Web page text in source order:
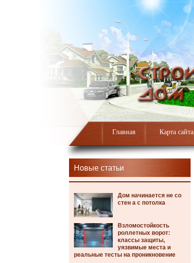
Главная Карта сайта
Новые статьи
Дом начинается не со
стен а с потолка
Взломостойкость
роллетных ворот:
классы защиты,
уязвимые места и
реальные тесты на проникновение